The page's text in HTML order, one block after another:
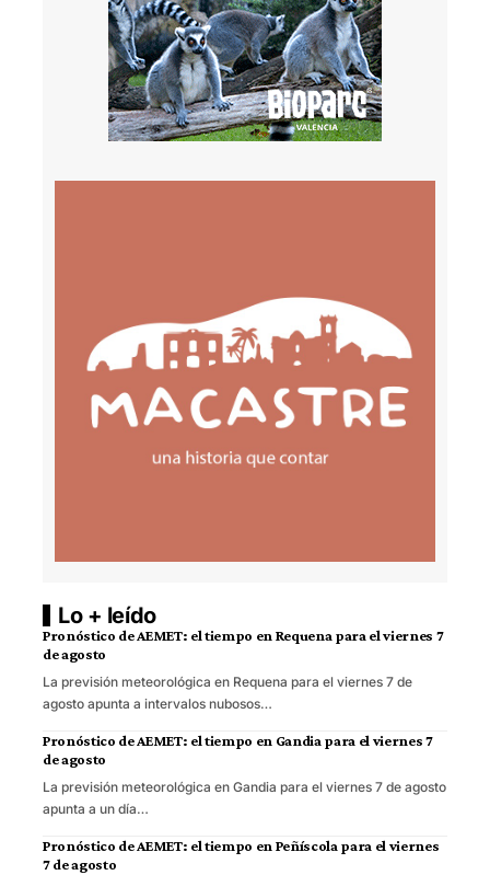
Lo + leído
Pronóstico de AEMET: el tiempo en Requena para el viernes 7
de agosto
La previsión meteorológica en Requena para el viernes 7 de
agosto apunta a intervalos nubosos…
Pronóstico de AEMET: el tiempo en Gandia para el viernes 7
de agosto
La previsión meteorológica en Gandia para el viernes 7 de agosto
apunta a un día…
Pronóstico de AEMET: el tiempo en Peñíscola para el viernes
7 de agosto